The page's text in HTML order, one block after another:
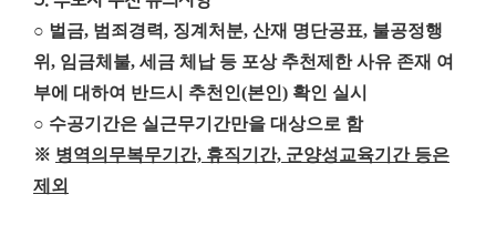
○ 벌금, 범죄경력, 징계처분, 산재 명단공표, 불공정행
위, 임금체불, 세금 체납 등 포상 추천제한 사유 존재 여
부에 대하여 반드시 추천인(본인) 확인 실시
○ 수공기간은 실근무기간만을 대상으로 함
※ 병역의무복무기간, 휴직기간, 군양성교육기간 등은
제외